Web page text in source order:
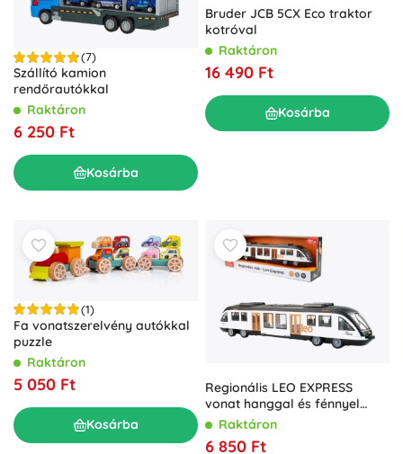
(7)
Szállító kamion
rendőrautókkal
Raktáron
6 250 Ft
Kosárba
Bruder JCB 5CX Eco traktor
kotróval
Raktáron
16 490 Ft
Kosárba
(1)
Fa vonatszerelvény autókkal
puzzle
Raktáron
5 050 Ft
Kosárba
Regionális LEO EXPRESS
vonat hanggal és fénnyel
lendkerekes meghajtással
Raktáron
6 850 Ft